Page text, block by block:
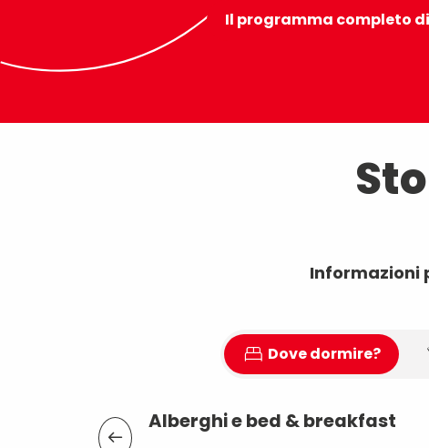
ritmo della festa.
Il programma completo
Informazioni
Dove dormire?
Alberghi e bed & breakfast